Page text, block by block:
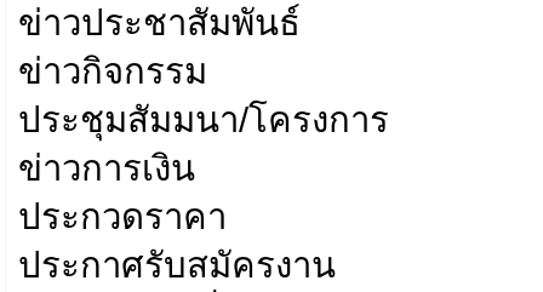
ข่าวประชาสัมพันธ์
ข่าวกิจกรรม
ประชุมสัมมนา/โครงการ
ข่าวการเงิน
ประกวดราคา
ประกาศรับสมัครงาน